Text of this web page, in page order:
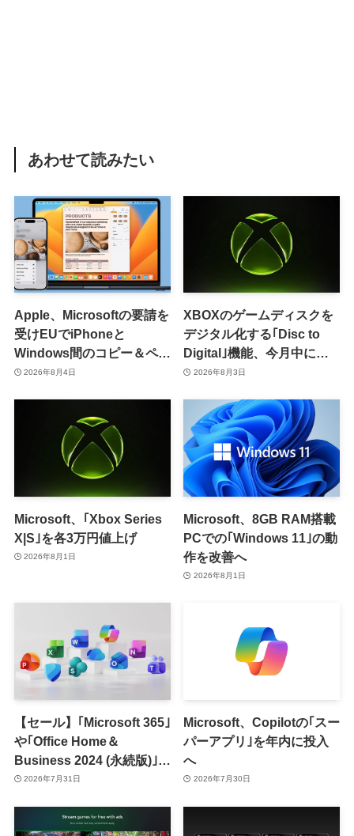
あわせて読みたい
Apple、Microsoftの要請を
受けEUでiPhoneと
Windows間のコピー＆ペー
スト機能を提供へ
2026年8月4日
XBOXのゲームディスクを
デジタル化する｢Disc to
Digital｣機能、今月中に提
供開始か
2026年8月3日
Microsoft、｢Xbox Series
X|S｣を各3万円値上げ
2026年8月1日
Microsoft、8GB RAM搭載
PCでの｢Windows 11｣の動
作を改善へ
2026年8月1日
【セール】｢Microsoft 365｣
や｢Office Home＆
Business 2024 (永続版)｣が
｢Amazon暮らし応援サマ
2026年7月31日
Microsoft、Copilotの｢スー
パーアプリ｣を年内に投入
へ
2026年7月30日